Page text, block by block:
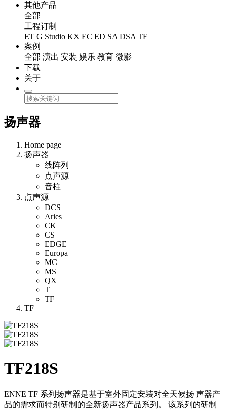
其他产品
全部
工程订制
ET G Studio KX EC ED SA DSA TF
案例
全部 演出 安装 娱乐 教育 微影
下载
关于
扬声器
Home page
扬声器
线阵列
点声源
音柱
点声源
DCS
Aries
CK
CS
EDGE
Europa
MC
MS
QX
T
TF
TF
TF218S
ENNE TF 系列扬声器是基于室外固定安装对全天候扬 声器产
品的需求而特别研制的全新扬声器产品系列。 该系列的研制